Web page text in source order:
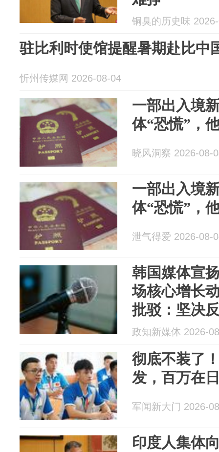
铜臭的历史味
驻比利时使馆提醒暑期赴比中
忻州传媒网 2026-08-04
一部出入境
体“恐慌”，
晓风洞察 2026-08-
一部出入境
体“恐慌”，
泄气得爱 2026-08-
韩国媒体宣
场核心增长
批驳：坚决
规范赌场经
客的招赌行
政知新媒体 2026-
彻底不装了
发，百万在
军闻新大门 2026-
印度人集体